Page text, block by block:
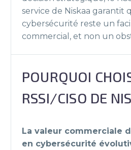
service de Niskaa garantit
cybersécurité reste un
commercial, et non un
POURQUOI
RSSI/CISO DE
La valeur commerciale
en cybersécurité